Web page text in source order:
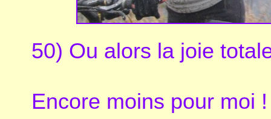
50) Ou alors la joie
Encore moins pour moi !